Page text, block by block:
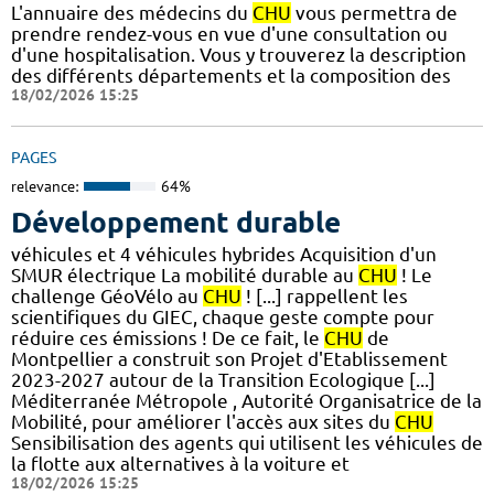
L'annuaire des médecins du CHU vous permettra de
prendre rendez-vous en vue d'une consultation ou
d'une hospitalisation. Vous y trouverez la description
des différents départements et la composition des
18/02/2026 15:25
PAGES
relevance: 64%
Développement durable
véhicules et 4 véhicules hybrides Acquisition d'un
SMUR électrique La mobilité durable au CHU ! Le
challenge GéoVélo au CHU ! [...] rappellent les
scientifiques du GIEC, chaque geste compte pour
réduire ces émissions ! De ce fait, le CHU de
Montpellier a construit son Projet d'Etablissement
2023-2027 autour de la Transition Ecologique [...]
Méditerranée Métropole , Autorité Organisatrice de la
Mobilité, pour améliorer l'accès aux sites du CHU
Sensibilisation des agents qui utilisent les véhicules de
la flotte aux alternatives à la voiture et
18/02/2026 15:25